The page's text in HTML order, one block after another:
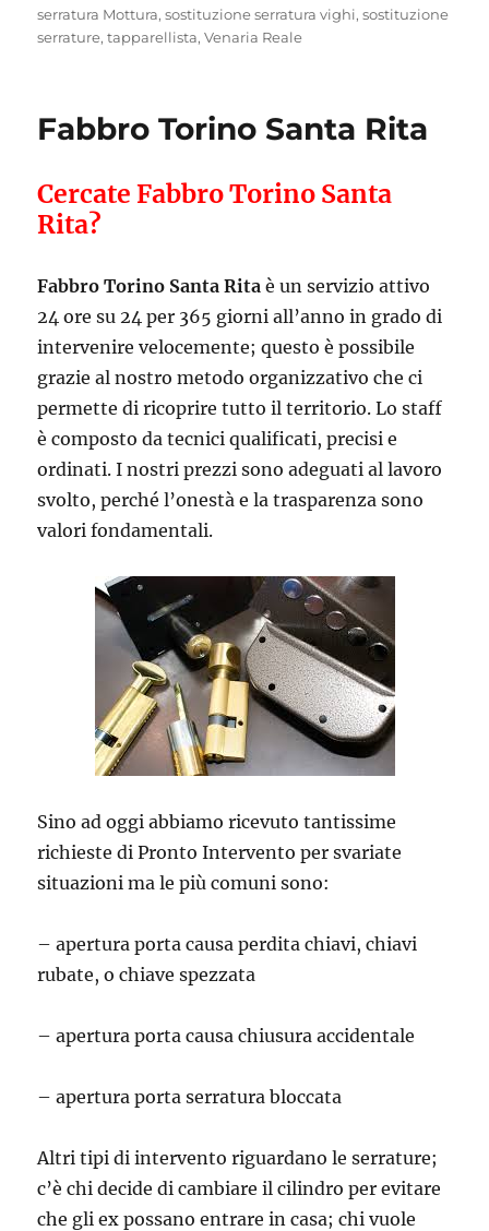
serratura Mottura,sostituzione serratura vighi,sostituzione
serrature,tapparellista,Venaria Reale
Fabbro Torino Santa Rita
Cercate Fabbro Torino Santa
Rita?
Fabbro Torino Santa Rita è un servizio attivo
24 ore su 24 per 365 giorni all’anno in grado di
intervenire velocemente; questo è possibile
grazie al nostro metodo organizzativo che ci
permette di ricoprire tutto il territorio. Lo staff
è composto da tecnici qualificati, precisi e
ordinati. I nostri prezzi sono adeguati al lavoro
svolto, perché l’onestà e la trasparenza sono
valori fondamentali.
Sino ad oggi abbiamo ricevuto tantissime
richieste di Pronto Intervento per svariate
situazioni ma le più comuni sono:
– apertura porta causa perdita chiavi, chiavi
rubate, o chiave spezzata
– apertura porta causa chiusura accidentale
– apertura porta serratura bloccata
Altri tipi di intervento riguardano le serrature;
c’è chi decide di cambiare il cilindro per evitare
che gli ex possano entrare in casa; chi vuole